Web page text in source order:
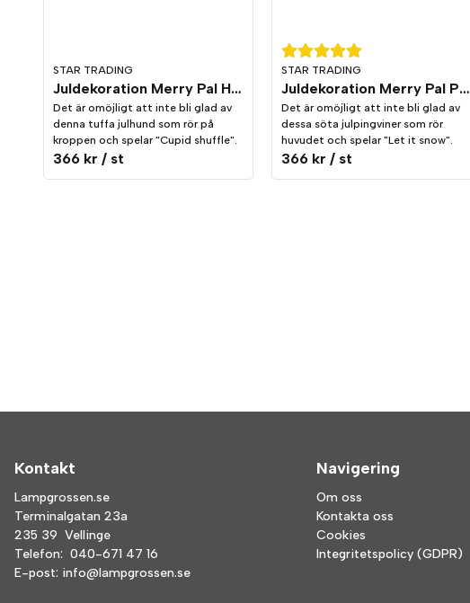
STAR TRADING
Juldekoration Merry Pal Hund Melodi/Rörelse
Det är omöjligt att inte bli glad av
denna tuffa julhund som rör på
kroppen och spelar "Cupid shuffle".
366 kr / st
STAR TRADING
Juldekoration Merry Pal Pingvin Melodi/Rörelse
Det är omöjligt att inte bli glad av
dessa söta julpingviner som rör
huvudet och spelar "Let it snow".
366 kr / st
Kontakt
Lampgrossen.se
Terminalgatan 23a
235 39 Vellinge
Telefon: 040-671 47 16
E-post: info@lampgrossen.se
Navigering
Om oss
Kontakta oss
Cookies
Integritetspolicy (GDPR)